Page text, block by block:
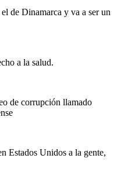
de Dinamarca y va a ser un
a la salud.
de corrupción llamado
Estados Unidos a la gente,